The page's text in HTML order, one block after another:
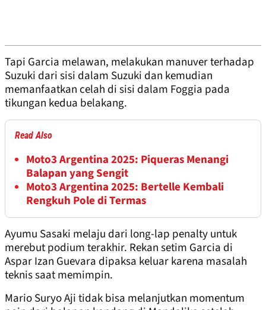
Tapi Garcia melawan, melakukan manuver terhadap
Suzuki dari sisi dalam Suzuki dan kemudian
memanfaatkan celah di sisi dalam Foggia pada
tikungan kedua belakang.
Read Also
Moto3 Argentina 2025: Piqueras Menangi
Balapan yang Sengit
Moto3 Argentina 2025: Bertelle Kembali
Rengkuh Pole di Termas
Ayumu Sasaki melaju dari long-lap penalty untuk
merebut podium terakhir. Rekan setim Garcia di
Aspar Izan Guevara dipaksa keluar karena masalah
teknis saat memimpin.
Mario Suryo Aji tidak bisa melanjutkan momentum